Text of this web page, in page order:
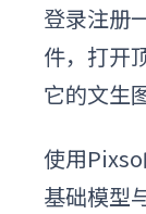
登录注册
件，打开
它的文生
使用
基础模型